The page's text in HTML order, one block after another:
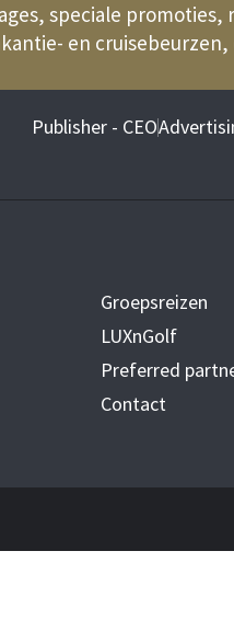
speciale promoties,
en cruisebeurzen,
Publisher - CEO
Groepsreizen
LUXnGolf
Preferred
Contact